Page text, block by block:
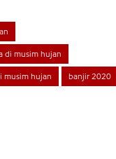
di musim hujan
musim hujan banjir 2020